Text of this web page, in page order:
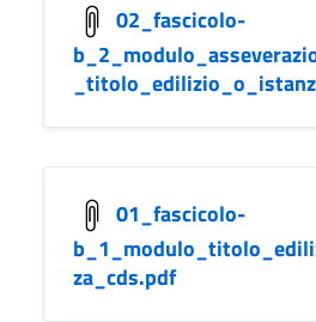
02_fascicolo-
01_fascicolo-
za_cds.pdf